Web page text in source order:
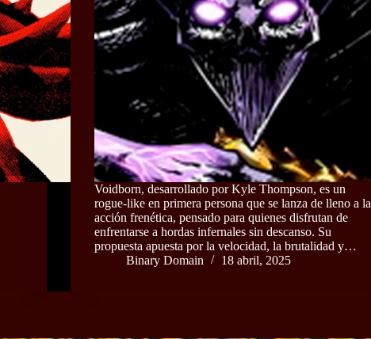
Voidborn, desarrollado por Kyle Thompson, es un
rogue-like en primera persona que se lanza de lleno a la
acción frenética, pensado para quienes disfrutan de
enfrentarse a hordas infernales sin descanso. Su
propuesta apuesta por la velocidad, la brutalidad y…
Binary Domain
18 abril, 2025